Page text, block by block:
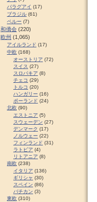
パラグアイ (17)
ブラジル (61)
ペルー (7)
和僑会 (220)
欧州 (1,065)
アイルランド (17)
中欧 (168)
オーストリア (72)
スイス (27)
スロパキア (8)
チェコ (29)
トルコ (20)
ハンガリー (16)
ポーランド (24)
北欧 (90)
エストニア (5)
スウェーデン (27)
デンマーク (17)
ノルウェー (22)
フィンランド (31)
ラトビア (4)
リトアニア (8)
南欧 (238)
イタリア (136)
ギリシャ (30)
スペイン (86)
バチカン (3)
東欧 (310)